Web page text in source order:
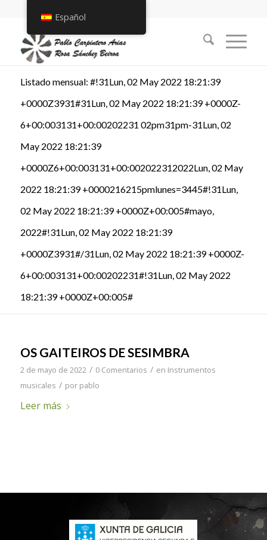
Listado mensual: #!31Lun, 02 May 2022 18:21:39
+0000Z3931#31Lun, 02 May 2022 18:21:39 +0000Z-
6+00:003131+00:00202231 02pm31pm-31Lun, 02
May 2022 18:21:39
+0000Z6+00:003131+00:002022312022Lun, 02 May
2022 18:21:39 +0000216215pmlunes=3445#!31Lun,
02 May 2022 18:21:39 +0000Z+00:005#mayo,
2022#!31Lun, 02 May 2022 18:21:39
+0000Z3931#/31Lun, 02 May 2022 18:21:39 +0000Z-
6+00:003131+00:00202231#!31Lun, 02 May 2022
18:21:39 +0000Z+00:005#
OS GAITEIROS DE SESIMBRA
2 de mayo de 2022 / 0 Comentarios / en Instrumentos
musicales / por pablo
Leer más
Español